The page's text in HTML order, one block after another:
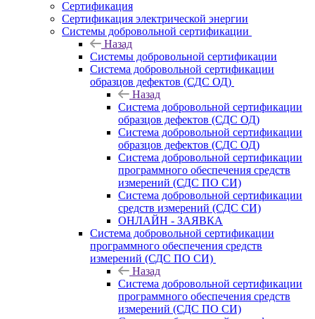
Сертификация
Сертификация электрической энергии
Системы добровольной сертификации
Назад
Системы добровольной сертификации
Система добровольной сертификации
образцов дефектов (СДС ОД)
Назад
Система добровольной сертификации
образцов дефектов (СДС ОД)
Система добровольной сертификации
образцов дефектов (СДС ОД)
Система добровольной сертификации
программного обеспечения средств
измерений (СДС ПО СИ)
Система добровольной сертификации
средств измерений (СДС СИ)
ОНЛАЙН - ЗАЯВКА
Система добровольной сертификации
программного обеспечения средств
измерений (СДС ПО СИ)
Назад
Система добровольной сертификации
программного обеспечения средств
измерений (СДС ПО СИ)